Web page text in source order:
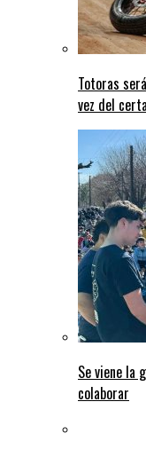
Totoras
vez del
Se viene la
colaborar